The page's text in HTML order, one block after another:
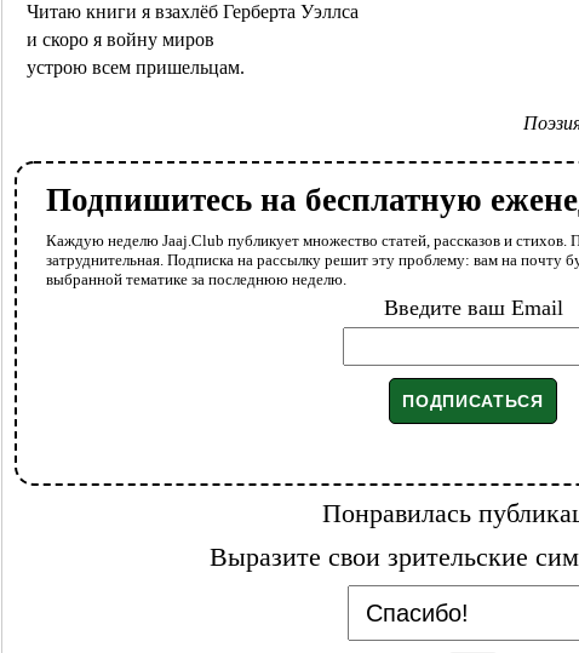
Читаю книги я взахлёб Герберта Уэллса
и скоро я войну миров
устрою всем пришельцам.
Подпишитесь на бесплатную
Каждую неделю Jaaj.Club публикует множество статей, рассказов и стихов.
затруднительная. Подписка на рассылку решит эту проблему: вам на почту
выбранной тематике за последнюю неделю.
Введите ваш Email
Понравилась
Выразите свои зрительские